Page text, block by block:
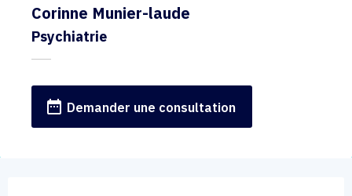
Corinne Munier-laude
Psychiatrie
date_range Demander une consultation